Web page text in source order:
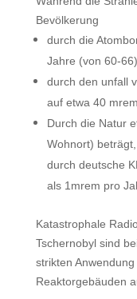
Bevölkerung
durch die
Jahre (von 60-
durch den unfall
auf etwa 40
Durch die Natur
Wohnort)
durch deutsche
als 1mrem pro
Katastrophale
Tschernobyl sind
strikten
Reaktorgebäuden